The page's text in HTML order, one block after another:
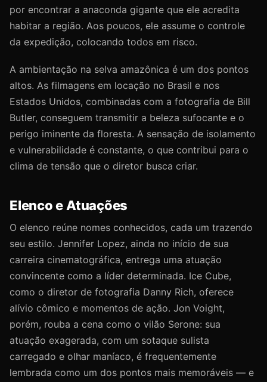
por encontrar a anaconda gigante que ele acredita
habitar a região. Aos poucos, ele assume o controle
da expedição, colocando todos em risco.
A ambientação na selva amazônica é um dos pontos
altos. As filmagens em locação no Brasil e nos
Estados Unidos, combinadas com a fotografia de Bill
Butler, conseguem transmitir a beleza sufocante e o
perigo iminente da floresta. A sensação de isolamento
e vulnerabilidade é constante, o que contribui para o
clima de tensão que o diretor busca criar.
Elenco e Atuações
O elenco reúne nomes conhecidos, cada um trazendo
seu estilo. Jennifer Lopez, ainda no início de sua
carreira cinematográfica, entrega uma atuação
convincente como a líder determinada. Ice Cube,
como o diretor de fotografia Danny Rich, oferece
alívio cômico e momentos de ação. Jon Voight,
porém, rouba a cena como o vilão Serone: sua
atuação exagerada, com um sotaque sulista
carregado e olhar maníaco, é frequentemente
lembrada como um dos pontos mais memoráveis — e